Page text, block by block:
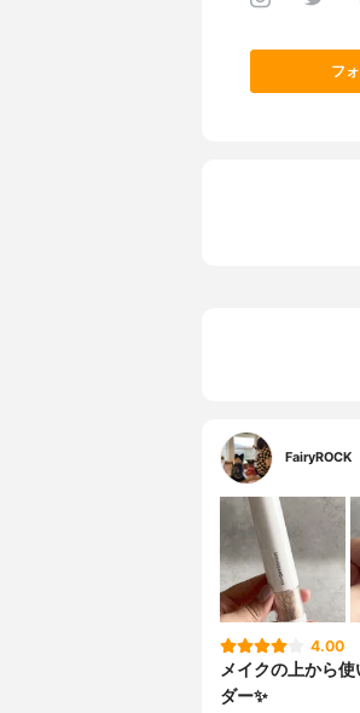
フ
FairyROCK
4.00
メイクの上から
ダー✨